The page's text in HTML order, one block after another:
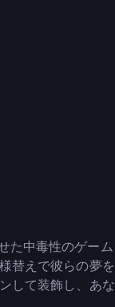
た中毒性のゲーム
替えで彼らの夢を
して装飾し、あな